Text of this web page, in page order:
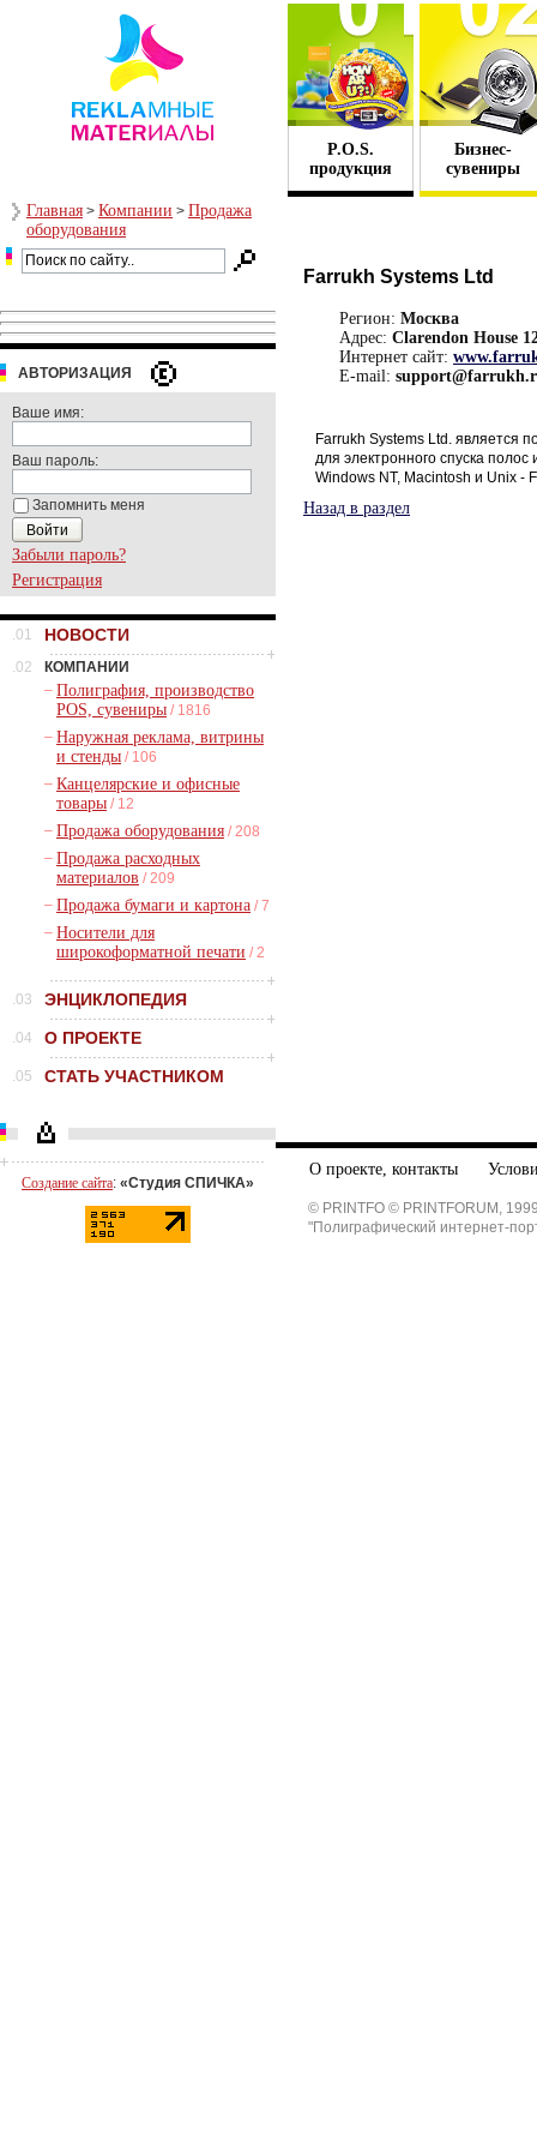
P.O.S.
продукция
Бизнес-
сувениры
Главная > Компании > Продажа
оборудования
АВТОРИЗАЦИЯ
Ваше имя:
Ваш пароль:
Запомнить меня
Забыли пароль?
Регистрация
.01 НОВОСТИ
.02
КОМПАНИИ
– Полиграфия, производство
POS, сувениры / 1816
– Наружная реклама, витрины
и стенды / 106
– Канцелярские и офисные
товары / 12
– Продажа оборудования / 208
– Продажа расходных
материалов / 209
– Продажа бумаги и картона / 7
– Носители для
широкоформатной печати / 2
.03 ЭНЦИКЛОПЕДИЯ
.04 О ПРОЕКТЕ
.05 СТАТЬ УЧАСТНИКОМ
Создание сайта: «Студия СПИЧКА»
Farrukh Systems Ltd
Регион: Москва
Адрес: Clarendon House
Интернет сайт:
E-mail:
Farrukh Systems Ltd. является
для электронного спуска
Windows NT, Macintosh и Unix -
Назад в раздел
О проекте, контакты
© PRINTFO © PRINTFORUM,
"Полиграфический интернет-